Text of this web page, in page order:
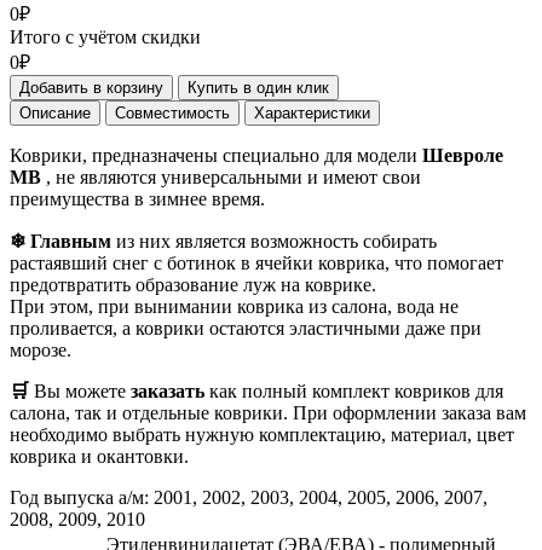
0₽
Итого с учётом скидки
0₽
Добавить в корзину
Купить в один клик
Описание
Совместимость Характеристики
Коврики, предназначены специально для модели Шевроле
МВ , не являются универсальными и имеют свои
преимущества в зимнее время.
❄ Главным из них является возможность собирать
растаявший снег с ботинок в ячейки коврика, что помогает
предотвратить образование луж на коврике.
При этом, при вынимании коврика из салона, вода не
проливается, а коврики остаются эластичными даже при
морозе.
🛒 Вы можете заказать как полный комплект ковриков для
салона, так и отдельные коврики. При оформлении заказа вам
необходимо выбрать нужную комплектацию, материал, цвет
коврика и окантовки.
Год выпуска а/м: 2001, 2002, 2003, 2004, 2005, 2006, 2007,
2008, 2009, 2010
Этиленвинилацетат (ЭВА/ЕВА) - полимерный